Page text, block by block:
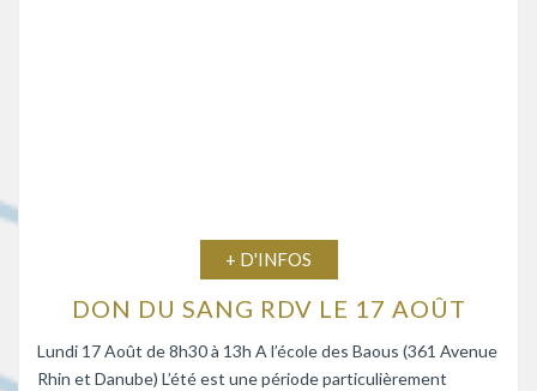
+ D'INFOS
DON DU SANG RDV LE 17 AOÛT
Lundi 17 Août de 8h30 à 13h A l’école des Baous (361 Avenue
Rhin et Danube) L’été est une période particulièrement